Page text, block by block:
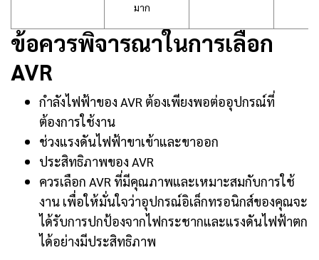
มาก
ข้อควรพิจารณาในการเลือก
AVR
กำลังไฟฟ้าของ AVR ต้องเพียงพอต่ออุปกรณ์ที่
ต้องการใช้งาน
ช่วงแรงดันไฟฟ้าขาเข้าและขาออก
ประสิทธิภาพของ AVR
ควรเลือก AVR ที่มีคุณภาพและเหมาะสมกับการใช้
งาน เพื่อให้มั่นใจว่าอุปกรณ์อิเล็กทรอนิกส์ของคุณจะ
ได้รับการปกป้องจากไฟกระชากและแรงดันไฟฟ้าตก
ได้อย่างมีประสิทธิภาพ